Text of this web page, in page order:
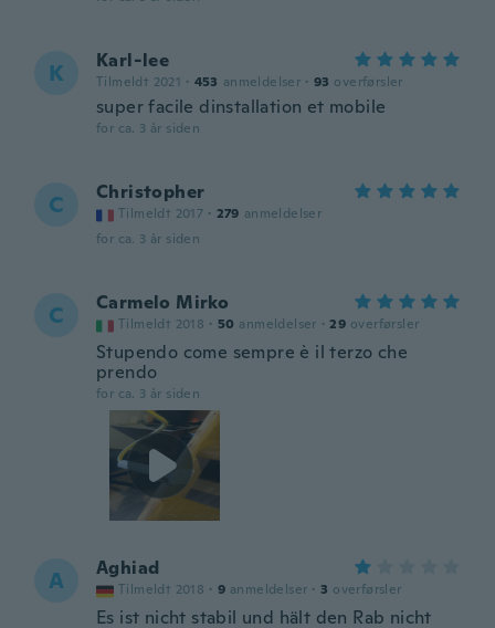
K Karl-lee
Tilmeldt 2021 · 453 anmeldelser · 93 overførsler
super facile dinstallation et mobile
for ca. 3 år siden
C Christopher
Tilmeldt 2017 · 279 anmeldelser
for ca. 3 år siden
C Carmelo Mirko
Tilmeldt 2018 · 50 anmeldelser · 29 overførsler
Stupendo come sempre è il terzo che
prendo
for ca. 3 år siden
A Aghiad
Tilmeldt 2018 · 9 anmeldelser · 3 overførsler
Es ist nicht stabil und hält den Rab nicht